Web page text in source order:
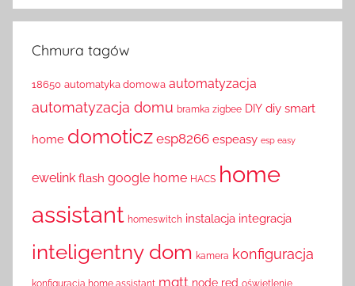
Chmura tagów
18650 automatyka domowa automatyzacja
automatyzacja domu bramka zigbee DIY diy smart
home domoticz esp8266 espeasy esp easy
ewelink flash google home HACS home
assistant homeswitch instalacja integracja
inteligentny dom kamera konfiguracja
konfiguracja home assistant mqtt node red oświetlenie